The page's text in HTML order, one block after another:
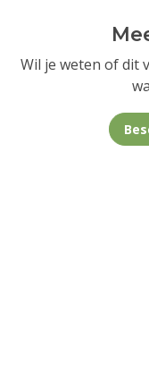
Wil je weten of dit